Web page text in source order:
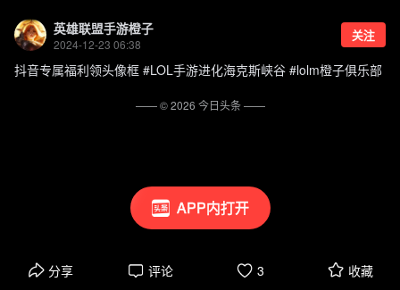
APP内打开
英雄联盟手游橙子
2024-12-23 06:38
关注
抖音专属福利领头像框 #LOL手游进化海克斯峡谷 #lolm橙子俱乐部
分享 评论 3 收藏
—— ©2026 今日头条——